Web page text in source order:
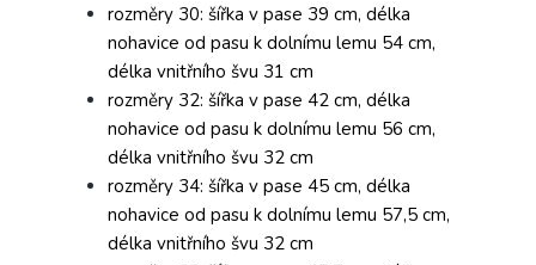
rozměry 30: šířka v pase 39 cm, délka
nohavice od pasu k dolnímu lemu 54 cm,
délka vnitřního švu 31 cm
rozměry 32: šířka v pase 42 cm, délka
nohavice od pasu k dolnímu lemu 56 cm,
délka vnitřního švu 32 cm
rozměry 34: šířka v pase 45 cm, délka
nohavice od pasu k dolnímu lemu 57,5 cm,
délka vnitřního švu 32 cm